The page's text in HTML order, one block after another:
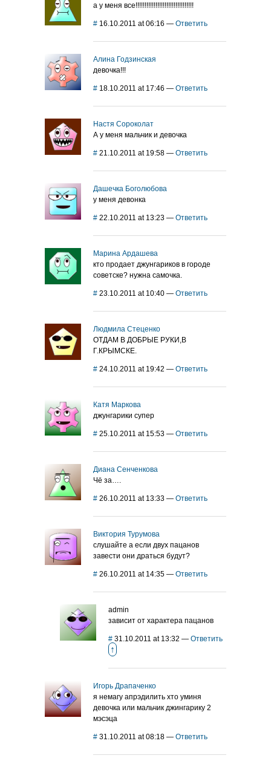
а у меня все!!!!!!!!!!!!!!!!!!!!!!!!!!!!!!!!
# 16.10.2011 at 06:16 — Ответить
Алина Годзинская
девочка!!!
# 18.10.2011 at 17:46 — Ответить
Настя Сороколат
А у меня мальчик и девочка
# 21.10.2011 at 19:58 — Ответить
Дашечка Боголюбова
у меня девонка
# 22.10.2011 at 13:23 — Ответить
Марина Ардашева
кто продает джунгариков в городе
советске? нужна самочка.
# 23.10.2011 at 10:40 — Ответить
Людмила Стеценко
ОТДАМ В ДОБРЫЕ РУКИ,В
Г.КРЫМСКЕ.
# 24.10.2011 at 19:42 — Ответить
Катя Маркова
джунгарики супер
# 25.10.2011 at 15:53 — Ответить
Диана Сенченкова
Чё за….
# 26.10.2011 at 13:33 — Ответить
Виктория Турумова
слушайте а если двух пацанов
завести они драться будут?
# 26.10.2011 at 14:35 — Ответить
admin
зависит от характера пацанов
# 31.10.2011 at 13:32 — Ответить
↑
Игорь Драпаченко
я немагу апрэдилить хто уминя
девочка или мальчик джингарику 2
мэсэца
# 31.10.2011 at 08:18 — Ответить